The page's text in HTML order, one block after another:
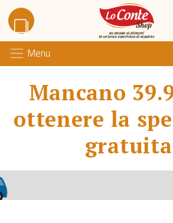
Lo
Menu
Mancano
ottenere la